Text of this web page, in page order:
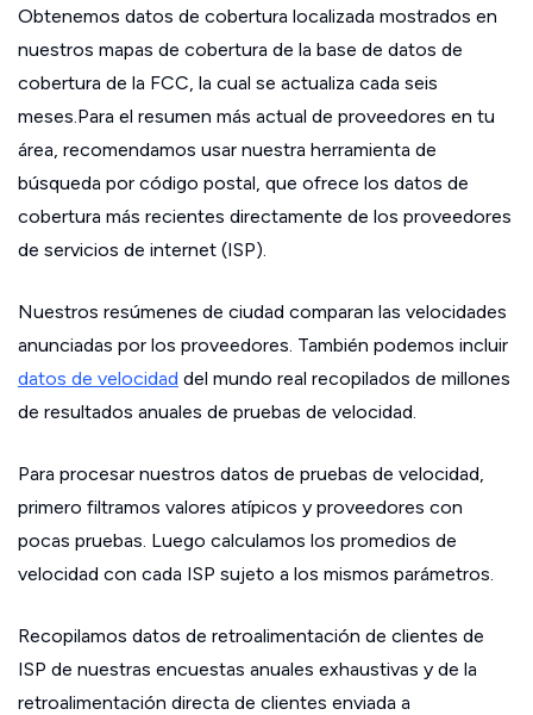
Obtenemos datos de cobertura localizada mostrados en
nuestros mapas de cobertura de la base de datos de
cobertura de la FCC, la cual se actualiza cada seis
meses.Para el resumen más actual de proveedores en tu
área, recomendamos usar nuestra herramienta de
búsqueda por código postal, que ofrece los datos de
cobertura más recientes directamente de los proveedores
de servicios de internet (ISP).
Nuestros resúmenes de ciudad comparan las velocidades
anunciadas por los proveedores. También podemos incluir
datos de velocidad del mundo real recopilados de millones
de resultados anuales de pruebas de velocidad.
Para procesar nuestros datos de pruebas de velocidad,
primero filtramos valores atípicos y proveedores con
pocas pruebas. Luego calculamos los promedios de
velocidad con cada ISP sujeto a los mismos parámetros.
Recopilamos datos de retroalimentación de clientes de
ISP de nuestras encuestas anuales exhaustivas y de la
retroalimentación directa de clientes enviada a